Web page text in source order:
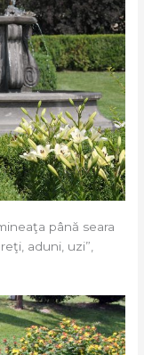
până seara
aduni, uzi”,